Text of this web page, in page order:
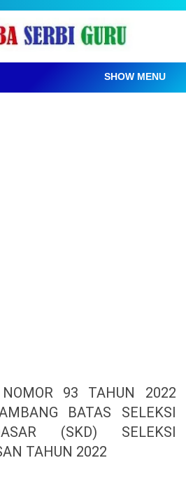
SHOW MENU
93 TAHUN 2022
BATAS SELEKSI
(SKD) SELEKSI
TAHUN 2022